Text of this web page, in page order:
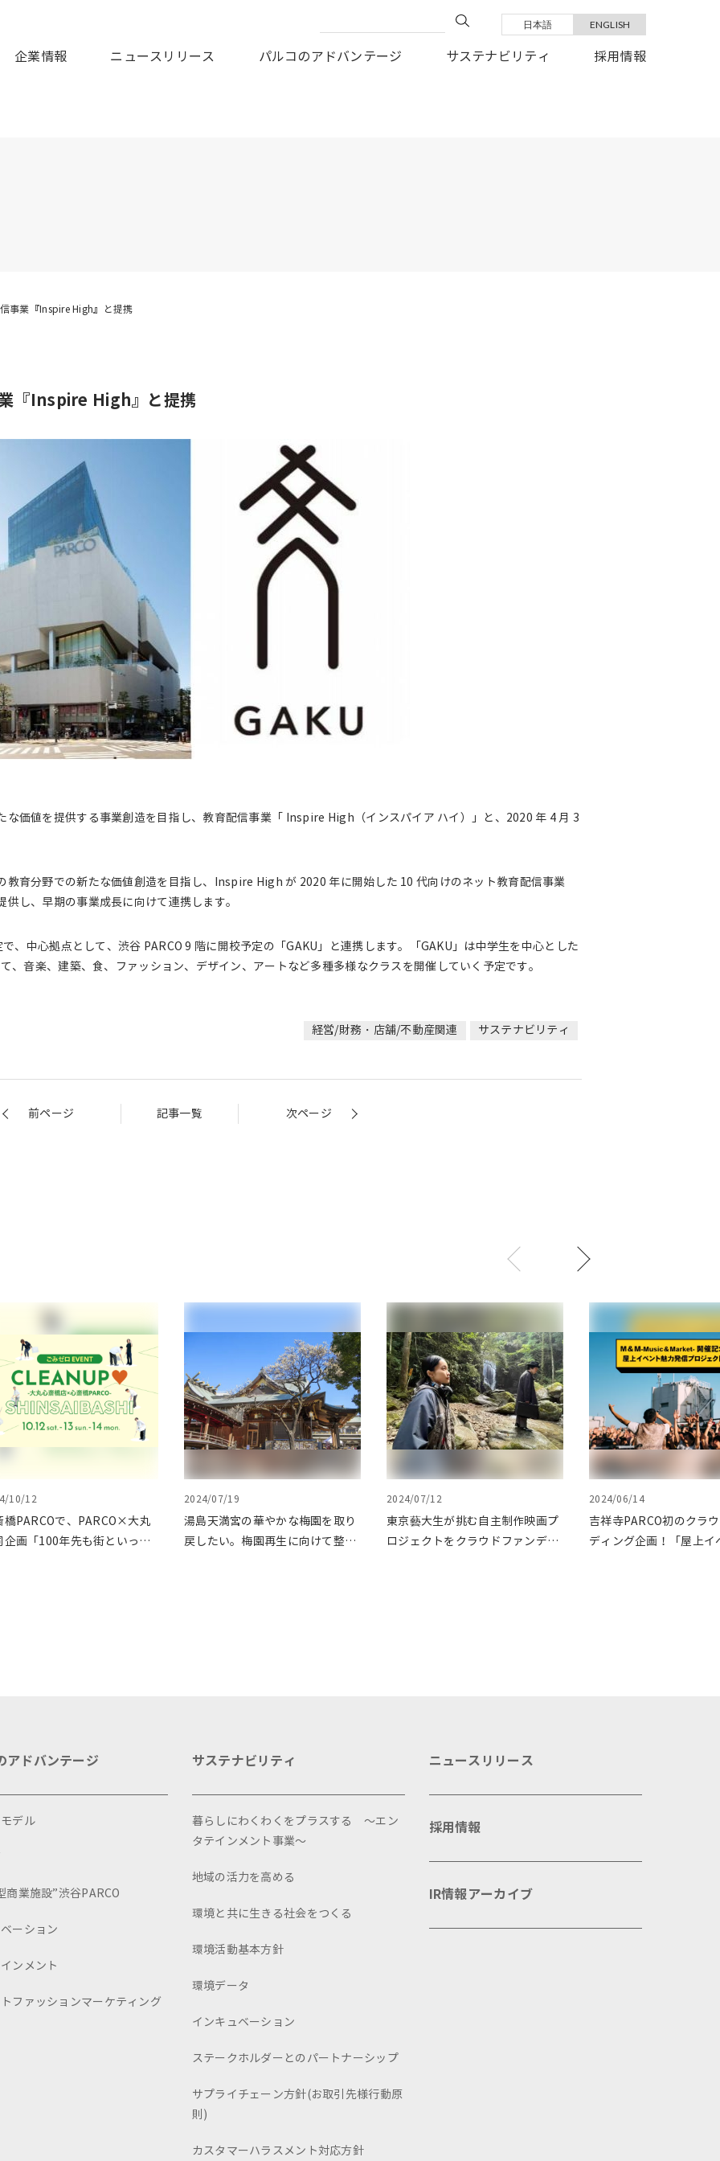
に謹んでお見舞い申しあげますとともに、被災地の一日も早い復旧を、心よりお祈り申しあげます。
日本語 ENGLISH
企業情報 ニュースリリース パルコのアドバンテージ サステナビリティ 採用情報
『Inspire High』と提携
な価値を提供する事業創造を目指し、教育配信事業「 Inspire High（インスパイア ハイ）」と、2020 年 4 月 3
教育分野での新たな価値創造を目指し、Inspire High が 2020 年に開始した 10 代向けのネット教育配信事業
し、早期の事業成長に向けて連携します。
、中心拠点として、渋谷 PARCO 9 階に開校予定の「GAKU」と連携します。「GAKU」は中学生を中心とした
、音楽、建築、食、ファッション、デザイン、アートなど多種多様なクラスを開催していく予定です。
経営/財務・店舗/不動産関連 サステナビリティ
前ページ 記事一覧 次ページ
10/12
橋PARCOで、PARCO×大丸
企画「100年先も街といっし
2024/07/19
湯島天満宮の華やかな梅園を取り
戻したい。梅園再生に向けて整備
2024/07/12
東京藝大生が挑む自主制作映画プ
ロジェクトをクラウドファンディ
2024/06/14
吉祥寺PARCO初のクラ
ディング企画！「屋上イ
事業『Inspire High』と提携
アドバンテージ
デル
商業施設”渋谷PARCO
ーション
ンメント
ファッションマーケティング
サステナビリティ
暮らしにわくわくをプラスする ～エン
タテインメント事業～
地域の活力を高める
環境と共に生きる社会をつくる
環境活動基本方針
環境データ
インキュベーション
ステークホルダーとのパートナーシップ
サプライチェーン方針(お取引先様行動原
則)
カスタマーハラスメント対応方針
ニュースリリース
採用情報
IR情報アーカイブ